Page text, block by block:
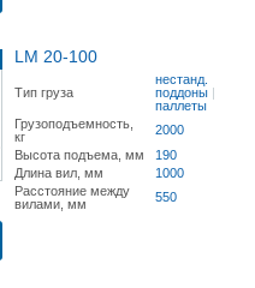
LM 20-100
Тип груза
нестанд.
поддоны |
паллеты
Грузоподъемность,
кг
2000
Высота подъема, мм
190
Длина вил, мм
1000
Расстояние между
вилами, мм
550